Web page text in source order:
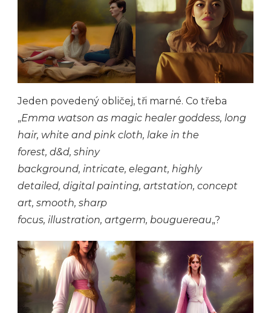
Jeden povedený obličej, tři marné. Co třeba
„Emma watson as magic healer goddess, long
hair, white and pink cloth, lake in the
forest, d&d, shiny
background, intricate, elegant, highly
detailed, digital painting, artstation, concept
art, smooth, sharp
focus, illustration, artgerm, bouguereau„?